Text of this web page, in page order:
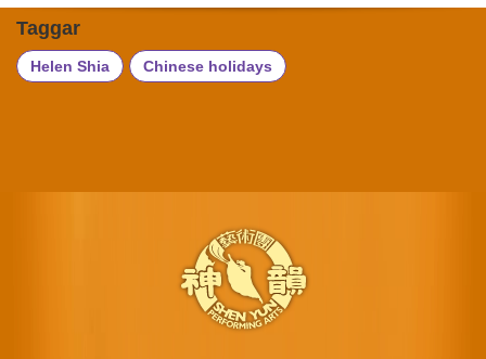
Taggar
Helen Shia Chinese holidays